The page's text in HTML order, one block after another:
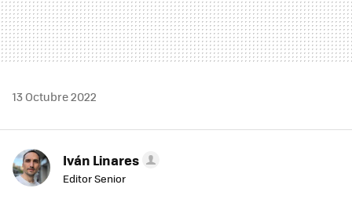
13 Octubre 2022
Iván Linares
Editor Senior